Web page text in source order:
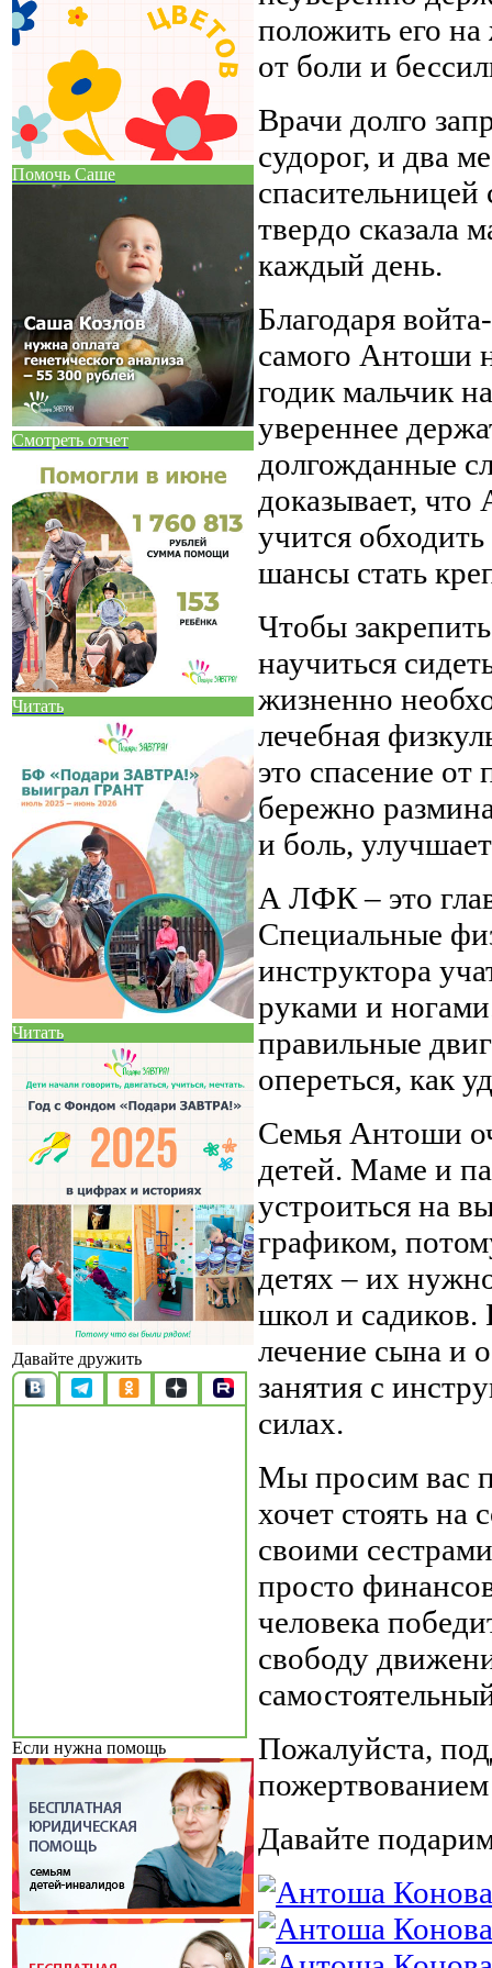
Помочь Саше
Смотреть отчет
Читать
Читать
Давайте дружить
Если нужна помощь
положить его
от боли и
Врачи долго
судорог, и два
спасительницей
твердо сказала
каждый день.
Благодаря
самого Антоши
годик мальчик
увереннее
долгожданные
доказывает, что
учится
шансы стать
Чтобы
научиться
жизненно
лечебная
это спасение
бережно
и боль,
А ЛФК – это
Специальные
инструктора
руками и
правильные
опереться, как
Семья Антоши
детей. Маме и
устроиться на
графиком,
детях – их
школ и садиков.
лечение сына и
занятия с
силах.
Мы просим вас
хочет стоять на
своими
просто
человека
свободу
Пожалуйста,
Давайте